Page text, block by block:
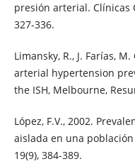
presión arterial. Clínicas
327-336.
Limansky, R., J. Farías,
arterial hypertension
the ISH, Melbourne,
López, F.V., 2002.
aislada en una
19(9), 384-389.